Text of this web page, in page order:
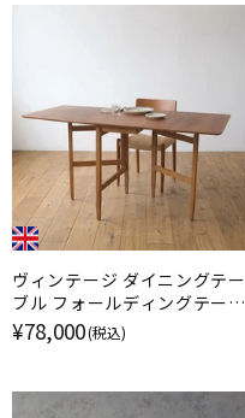
ヴィンテージ ダイニングテー
ブル フォールディングテーブ
ル ミッドセンチュリー イギリ
¥78,000(税込)